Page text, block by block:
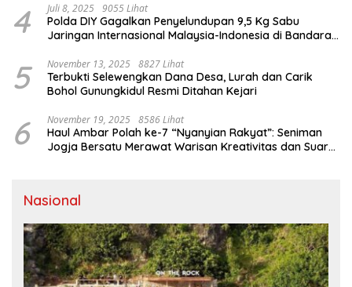
4 Juli 8, 2025 9055 Lihat
Polda DIY Gagalkan Penyelundupan 9,5 Kg Sabu
Jaringan Internasional Malaysia-Indonesia di Bandara
5 November 13, 2025 8827 Lihat
Terbukti Selewengkan Dana Desa, Lurah dan Carik
Bohol Gunungkidul Resmi Ditahan Kejari
6 November 19, 2025 8586 Lihat
Haul Ambar Polah ke-7 “Nyanyian Rakyat”: Seniman
Jogja Bersatu Merawat Warisan Kreativitas dan Suara
Nasional